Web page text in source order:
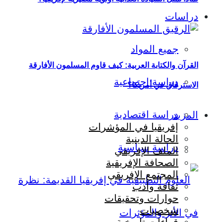
دراسات
جميع المواد
دراسة اجتماعية
دراسة اقتصادية
دراسة سياسية
القرآن والكتابة العربية: كيف قاوم المسلمون الأفارقة
الاسترقاق في أمريكا؟
المزيد
إفريقيا في المؤشرات
الحالة الدينية
الملف الإفريقي
الصحافة الإفريقية
المجتمع الإفريقي
ثقافة وأدب
حوارات وتحقيقات
شخصيات